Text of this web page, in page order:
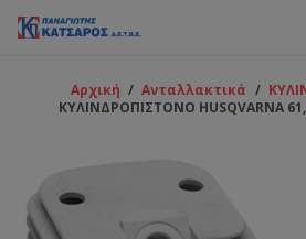
Αρχική / Ανταλλακτικά /
ΚΥΛΙΝΔΡΟΠΙΣΤΟΝΟ HUSQVARNA